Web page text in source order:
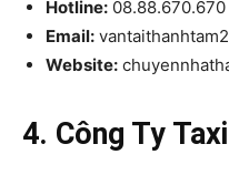
Hotline: 08.88.670.670
Email:
Website:
4. Công Ty